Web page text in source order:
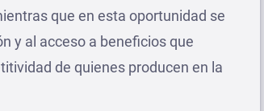
que en esta oportunidad se
y al acceso a beneficios que
de quienes producen en la